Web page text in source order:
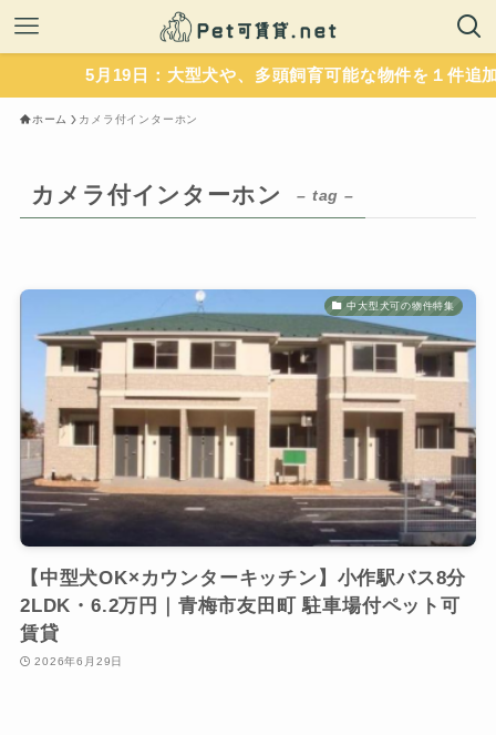
5月19日：大型犬や、多頭飼育可能な物件を１件追加
ホーム カメラ付インターホン
カメラ付インターホン – tag –
中大型犬可の物件特集
【中型犬OK×カウンターキッチン】小作駅バス8分
2LDK・6.2万円｜青梅市友田町 駐車場付ペット可
賃貸
2026年6月29日